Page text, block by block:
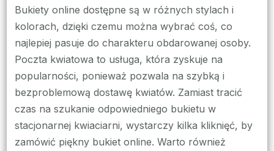
Bukiety online dostępne są w różnych stylach i
kolorach, dzięki czemu można wybrać coś, co
najlepiej pasuje do charakteru obdarowanej osoby.
Poczta kwiatowa to usługa, która zyskuje na
popularności, ponieważ pozwala na szybką i
bezproblemową dostawę kwiatów. Zamiast tracić
czas na szukanie odpowiedniego bukietu w
stacjonarnej kwiaciarni, wystarczy kilka kliknięć, by
zamówić piękny bukiet online. Warto również